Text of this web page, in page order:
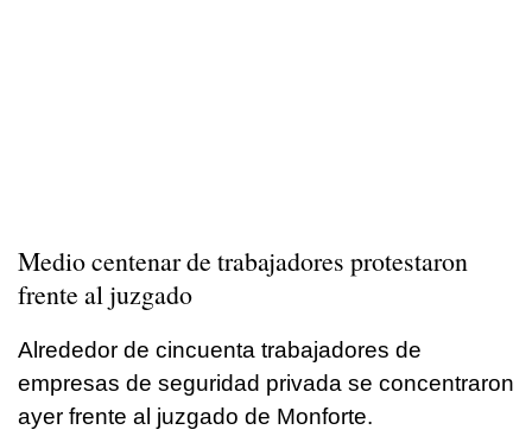
Medio centenar de trabajadores protestaron
frente al juzgado
Alrededor de cincuenta trabajadores de
empresas de seguridad privada se concentraron
ayer frente al juzgado de Monforte.